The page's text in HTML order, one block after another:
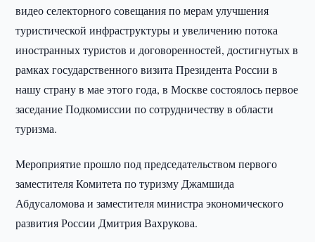
видео селекторного совещания по мерам улучшения
туристической инфраструктуры и увеличению потока
иностранных туристов и договоренностей, достигнутых в
рамках государственного визита Президента России в
нашу страну в мае этого года, в Москве состоялось первое
заседание Подкомиссии по сотрудничеству в области
туризма.
Мероприятие прошло под председательством первого
заместителя Комитета по туризму Джамшида
Абдусаломова и заместителя министра экономического
развития России Дмитрия Вахрукова.